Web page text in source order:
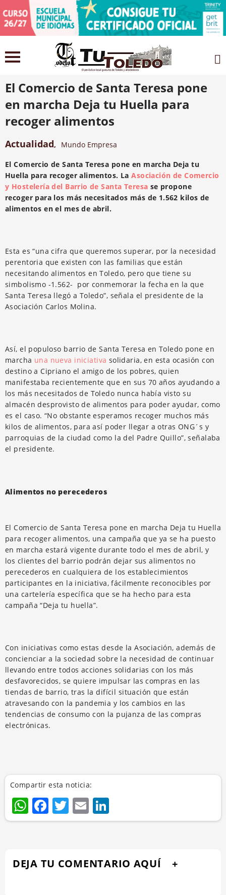
29 marzo 2021
El Comercio de Santa Teresa pone
en marcha Deja tu Huella para
recoger alimentos
Actualidad, Mundo Empresa
El Comercio de Santa Teresa pone en marcha Deja tu
Huella para recoger alimentos. LaAsociación de Comercio
y Hostelería del Barrio de Santa Teresa se propone
recoger para los más necesitados más de 1.562 kilos de
alimentos en el mes de abril.
Esta es “una cifra que queremos superar, por la necesidad
perentoria que existen con las familias que están
necesitando alimentos en Toledo, pero que tiene su
simbolismo -1.562- por conmemorar la fecha en la que
Santa Teresa llegó a Toledo”, señala el presidente de la
Asociación Carlos Molina.
Así, el populoso barrio de Santa Teresa en Toledo pone en
marcha una nueva iniciativa solidaria, en esta ocasión con
destino a Cipriano el amigo de los pobres, quien
manifestaba recientemente que en sus 70 años ayudando a
los más necesitados de Toledo nunca había visto su
almacén desprovisto de alimentos para poder ayudar, como
es el caso. “No obstante esperamos recoger muchos más
kilos de alimentos, para así poder llegar a otras ONG´s y
parroquias de la ciudad como la del Padre Quillo”, señalaba
el presidente.
Alimentos no perecederos
El Comercio de Santa Teresa pone en marcha Deja tu Huella
para recoger alimentos, una campaña que ya se ha puesto
en marcha estará vigente durante todo el mes de abril, y
los clientes del barrio podrán dejar sus alimentos no
perecederos en cualquiera de los establecimientos
participantes en la iniciativa, fácilmente reconocibles por
una cartelería específica que se ha hecho para esta
campaña “Deja tu huella”.
Con iniciativas como estas desde la Asociación, además de
concienciar a la sociedad sobre la necesidad de continuar
llevando entre todos acciones solidarias con los más
desfavorecidos, se quiere impulsar las compras en las
tiendas de barrio, tras la difícil situación que están
atravesando con la pandemia y los cambios en las
tendencias de consumo con la pujanza de las compras
electrónicas.
Compartir esta noticia:
WhatsApp
Facebook
Twitter
Email
DEJA TU COMENTARIO AQUÍ